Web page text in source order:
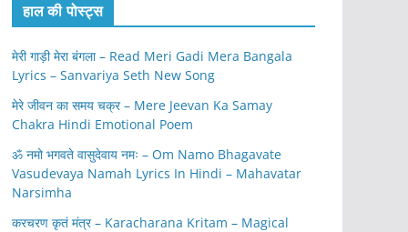
हाल की पोस्ट्स
मेरी गाड़ी मेरा बंगला – Read Meri Gadi Mera Bangala
Lyrics – Sanvariya Seth New Song
मेरे जीवन का समय चक्र – Mere Jeevan Ka Samay
Chakra Hindi Emotional Poem
ॐ नमो भगवते वासुदेवाय नमः – Om Namo Bhagavate
Vasudevaya Namah Lyrics In Hindi – Mahavatar
Narsimha
करचरण कृतं मंत्र – Karacharana Kritam – Magical